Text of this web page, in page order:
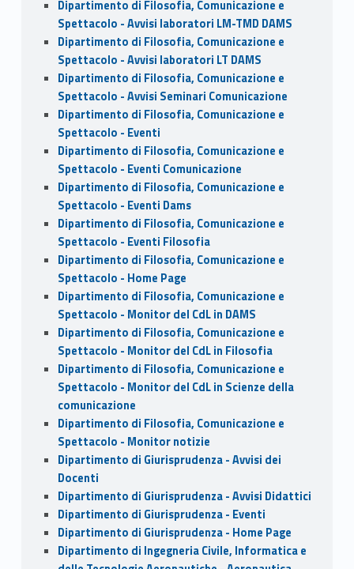
Dipartimento di Filosofia, Comunicazione e
Spettacolo - Avvisi laboratori LM-TMD DAMS
Dipartimento di Filosofia, Comunicazione e
Spettacolo - Avvisi laboratori LT DAMS
Dipartimento di Filosofia, Comunicazione e
Spettacolo - Avvisi Seminari Comunicazione
Dipartimento di Filosofia, Comunicazione e
Spettacolo - Eventi
Dipartimento di Filosofia, Comunicazione e
Spettacolo - Eventi Comunicazione
Dipartimento di Filosofia, Comunicazione e
Spettacolo - Eventi Dams
Dipartimento di Filosofia, Comunicazione e
Spettacolo - Eventi Filosofia
Dipartimento di Filosofia, Comunicazione e
Spettacolo - Home Page
Dipartimento di Filosofia, Comunicazione e
Spettacolo - Monitor del CdL in DAMS
Dipartimento di Filosofia, Comunicazione e
Spettacolo - Monitor del CdL in Filosofia
Dipartimento di Filosofia, Comunicazione e
Spettacolo - Monitor del CdL in Scienze della
comunicazione
Dipartimento di Filosofia, Comunicazione e
Spettacolo - Monitor notizie
Dipartimento di Giurisprudenza - Avvisi dei
Docenti
Dipartimento di Giurisprudenza - Avvisi Didattici
Dipartimento di Giurisprudenza - Eventi
Dipartimento di Giurisprudenza - Home Page
Dipartimento di Ingegneria Civile, Informatica e